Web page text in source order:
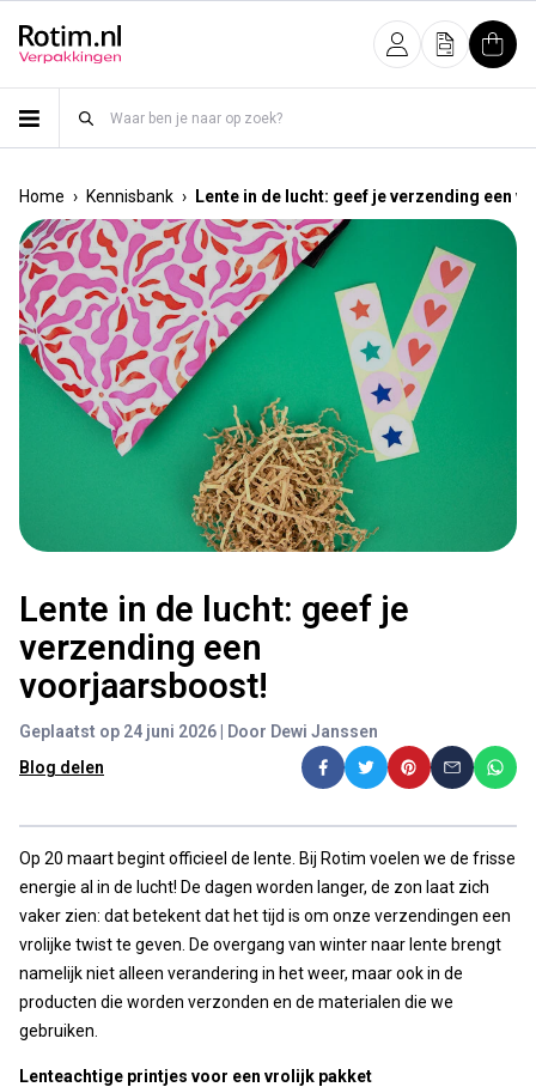
InloggenOfferte
Home › Kennisbank › Lente in de lucht: geef je verzending een
Lente in de lucht: geef je
verzending een
voorjaarsboost!
Geplaatst op 24 juni 2026 | Door Dewi Janssen
Blog delen
Op 20 maart begint officieel de lente. Bij Rotim voelen we de frisse
energie al in de lucht! De dagen worden langer, de zon laat zich
vaker zien: dat betekent dat het tijd is om onze verzendingen een
vrolijke twist te geven. De overgang van winter naar lente brengt
namelijk niet alleen verandering in het weer, maar ook in de
producten die worden verzonden en de materialen die we
gebruiken.
Lenteachtige printjes voor een vrolijk pakket